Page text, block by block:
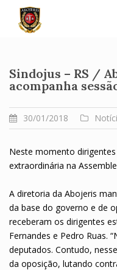
content
Sindojus – RS /
acompanha
30/01/2018
Neste momento
extraordinária na
A diretoria da Abojeris
da base do governo e de
receberam os dirigentes
Fernandes e Pedro Ruas.
deputados. Contudo,
da oposição, lutando